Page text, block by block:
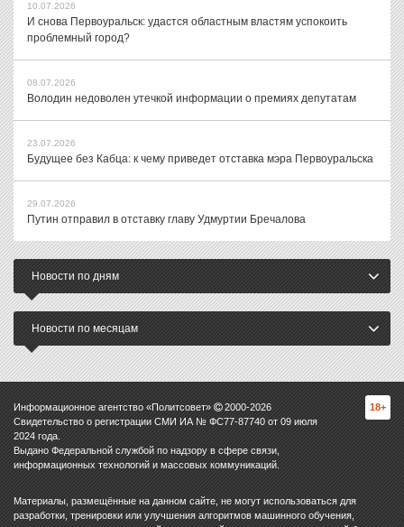
10.07.2026
И снова Первоуральск: удастся областным властям успокоить
проблемный город?
08.07.2026
Володин недоволен утечкой информации о премиях депутатам
23.07.2026
Будущее без Кабца: к чему приведет отставка мэра Первоуральска
29.07.2026
Путин отправил в отставку главу Удмуртии Бречалова
Новости по дням
Новости по месяцам
Информационное агентство «Политсовет» 2000-2026
Свидетельство о регистрации СМИ ИА № ФС77-87740 от 09 июля
2024 года.
Выдано Федеральной службой по надзору в сфере связи,
информационных технологий и массовых коммуникаций.
18+
Материалы, размещённые на данном сайте, не могут использоваться для
разработки, тренировки или улучшения алгоритмов машинного обучения,